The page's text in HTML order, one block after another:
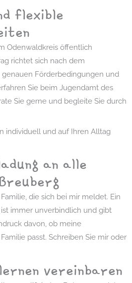
flexible
Odenwaldkreis öffentlich
richtet sich nach dem
Förderbedingungen und
Sie beim Jugendamt des
Sie gerne und begleite Sie durch
individuell und auf Ihren Alltag
an alle
die sich bei mir meldet. Ein
immer unverbindlich und gibt
davon, ob meine
passt. Schreiben Sie mir oder
vereinbaren